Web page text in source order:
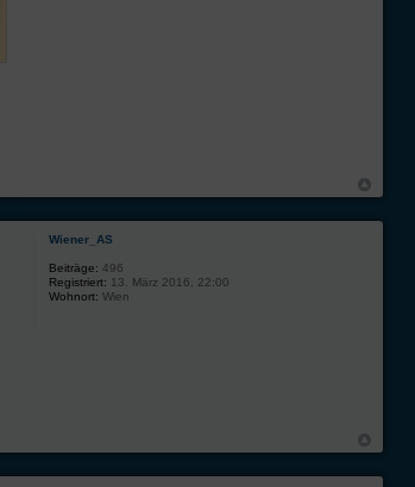
Wiener_AS
Beiträge: 496
Registriert: 13. März 2016, 22:00
Wohnort: Wien